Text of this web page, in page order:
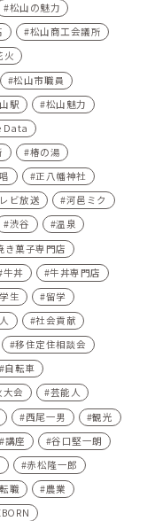
松山の魅力
松山商工会議所
火
松山市職員
駅
松山魅力
Data
椿の湯
正八幡神社
ビ放送
河⾢ミク
渋谷
温泉
き菓子専門店
牛丼
牛丼専門店
生
留学
社会貢献
移住定住相談会
自転車
大会
芸能人
西尾一男
観光
講座
谷口堅一朗
赤松隆一郎
転職
農業